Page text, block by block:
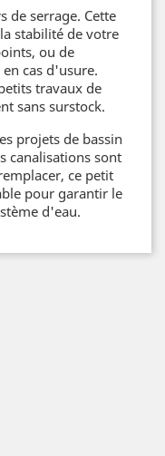
de serrage. Cette
stabilité de votre
ou de
cas d'usure.
travaux de
sans surstock.
projets de bassin
canalisations sont
ce petit
pour garantir le
d'eau.